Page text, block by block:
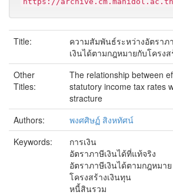
Title:
ความสัมพันธ์ระหว่างอัตราภ
เงินได้ตามกฎหมายกับโครง
Other
Titles:
The relationship between
statutory income tax rates
stracture
Authors:
พงศศิษฏ์ สิงหทัศน์
Keywords:
การเงิน
อัตราภาษีเงินได้ที่แท้จริง
อัตราภาษีเงินได้ตามกฎหมาย
โครงสร้างเงินทุน
หนี้สินรวม